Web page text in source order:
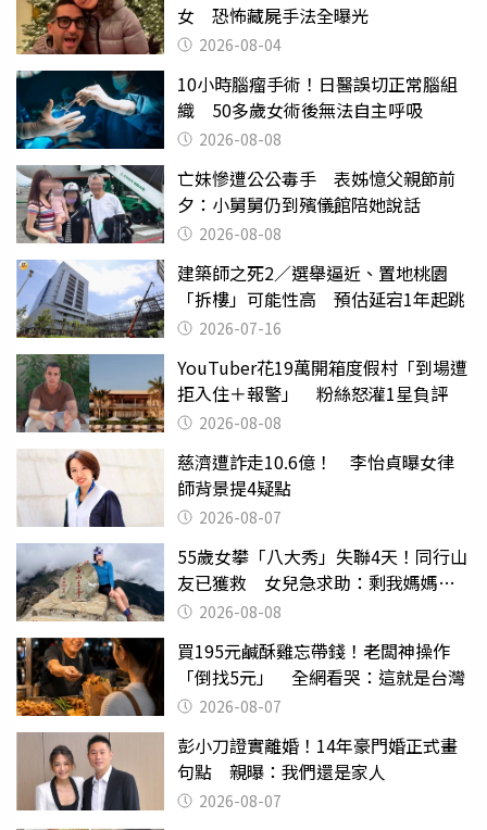
女 恐怖藏屍手法全曝光
2026-08-04
10小時腦瘤手術！日醫誤切正常腦組
織 50多歲女術後無法自主呼吸
2026-08-08
亡妹慘遭公公毒手 表姊憶父親節前
夕：小舅舅仍到殯儀館陪她說話
2026-08-08
建築師之死2／選舉逼近、置地桃園
「拆樓」可能性高 預估延宕1年起跳
2026-07-16
YouTuber花19萬開箱度假村「到場遭
拒入住＋報警」 粉絲怒灌1星負評
2026-08-08
慈濟遭詐走10.6億！ 李怡貞曝女律
師背景提4疑點
2026-08-07
55歲女攀「八大秀」失聯4天！同行山
友已獲救 女兒急求助：剩我媽媽還
沒找到
2026-08-08
買195元鹹酥雞忘帶錢！老闆神操作
「倒找5元」 全網看哭：這就是台灣
2026-08-07
彭小刀證實離婚！14年豪門婚正式畫
句點 親曝：我們還是家人
2026-08-07